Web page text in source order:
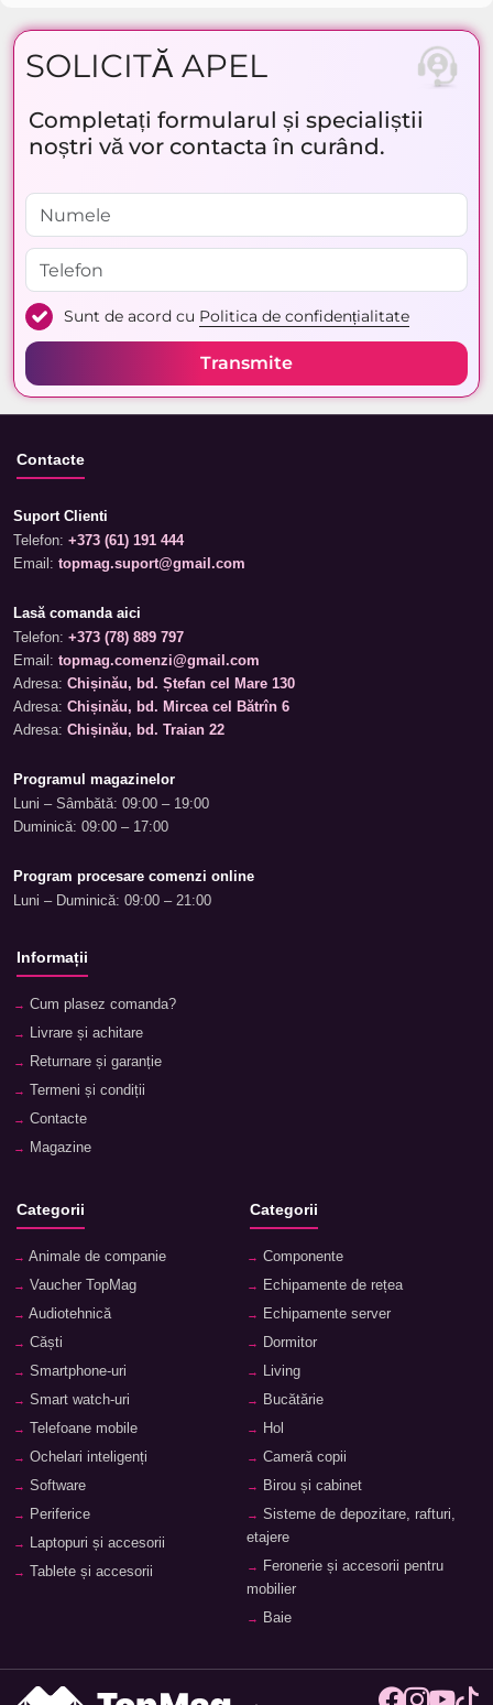
SOLICITĂ APEL
Completați formularul și specialiștii
noștri vă vor contacta în curând.
Sunt de acord cu Politica de confidențialitate
Transmite
Contacte
Suport Clienti
Telefon: +373 (61) 191 444
Email: topmag.suport@gmail.com
Lasă comanda aici
Telefon: +373 (78) 889 797
Email: topmag.comenzi@gmail.com
Adresa: Chișinău, bd. Ștefan cel Mare 130
Adresa: Chișinău, bd. Mircea cel Bătrîn 6
Adresa: Chișinău, bd. Traian 22
Programul magazinelor
Luni – Sâmbătă: 09:00 – 19:00
Duminică: 09:00 – 17:00
Program procesare comenzi online
Luni – Duminică: 09:00 – 21:00
Informații
Cum plasez comanda?
Livrare și achitare
Returnare și garanție
Termeni și condiții
Contacte
Magazine
Categorii
Animale de companie
Vaucher TopMag
Audiotehnică
Căști
Smartphone-uri
Smart watch-uri
Telefoane mobile
Ochelari inteligenți
Software
Periferice
Laptopuri și accesorii
Tablete și accesorii
Categorii
Componente
Echipamente de rețea
Echipamente server
Dormitor
Living
Bucătărie
Hol
Cameră copii
Birou și cabinet
Sisteme de depozitare, rafturi,
etajere
Feronerie și accesorii pentru
mobilier
Baie